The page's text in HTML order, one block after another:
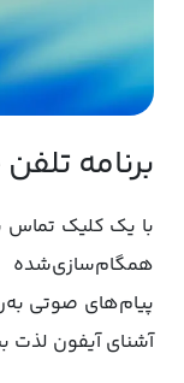
برنامه
با یک کلیک تماس
پیام‌های صوتی
آشنای آیفون لذت